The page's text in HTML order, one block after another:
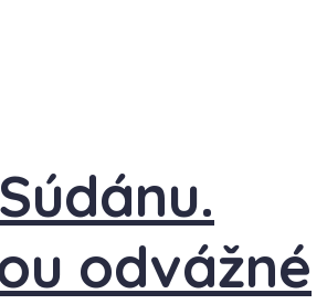
odvážné